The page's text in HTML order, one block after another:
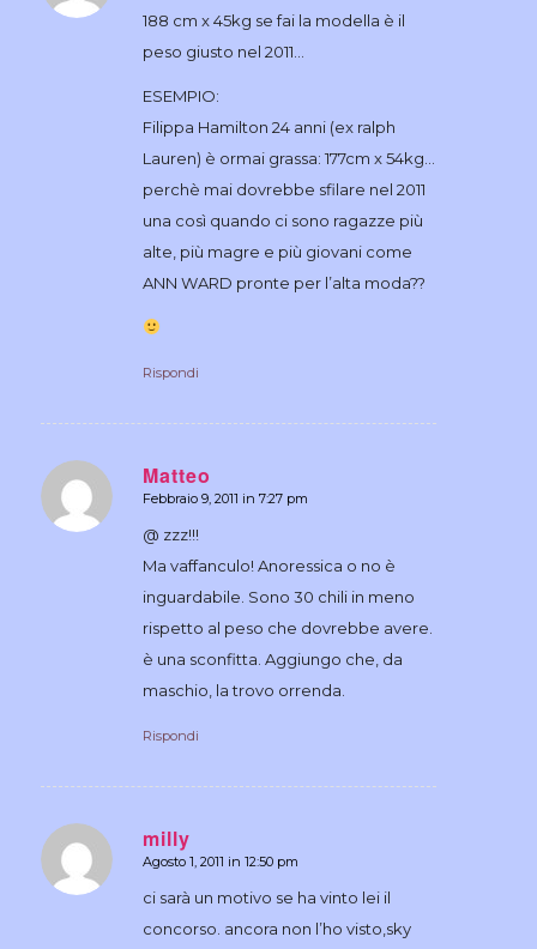
188 cm x 45kg se fai la modella è il
peso giusto nel 2011…
ESEMPIO:
Filippa Hamilton 24 anni (ex ralph
Lauren) è ormai grassa: 177cm x 54kg…
perchè mai dovrebbe sfilare nel 2011
una così quando ci sono ragazze più
alte, più magre e più giovani come
ANN WARD pronte per l’alta moda??
Rispondi
Matteo
dice:
Febbraio 9, 2011 in 7:27 pm
@ zzz!!!
Ma vaffanculo! Anoressica o no è
inguardabile. Sono 30 chili in meno
rispetto al peso che dovrebbe avere.
è una sconfitta. Aggiungo che, da
maschio, la trovo orrenda.
Rispondi
milly
dice:
Agosto 1, 2011 in 12:50 pm
ci sarà un motivo se ha vinto lei il
concorso. ancora non l’ho visto,sky